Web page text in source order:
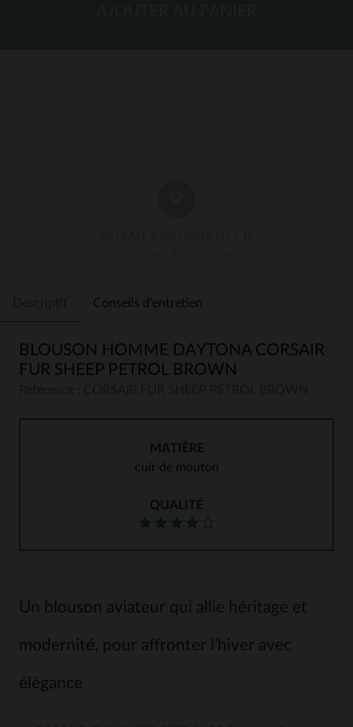
Descriptif Conseils d'entretien
BLOUSON HOMME DAYTONA CORSAIR
FUR SHEEP PETROL BROWN
MATIÈRE
cuir de mouton
QUALITÉ
Un blouson aviateur qui allie héritage et
modernité, pour affronter l’hiver avec
élégance